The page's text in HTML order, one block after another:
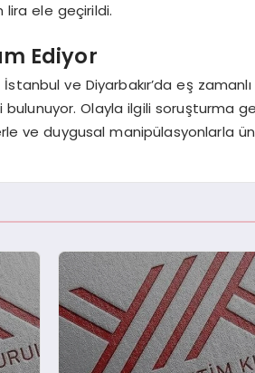
lira ele geçirildi.
Ediyor
İstanbul ve Diyarbakır’da eş
bulunuyor. Olayla ilgili soruşturma
ve duygusal manipülasyonlarla